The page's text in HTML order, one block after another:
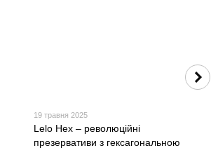
19 травня 2025
Lelo Hex – революційні
презервативи з гексагональною